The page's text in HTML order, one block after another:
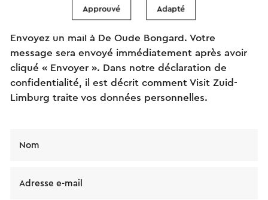
Envoyez un mail à De Oude Bongard. Votre
message sera envoyé immédiatement après avoir
cliqué « Envoyer ». Dans notre déclaration de
confidentialité, il est décrit comment Visit Zuid-
Limburg traite vos données personnelles.
Nom
Adresse e-mail
Approuvé Adapté